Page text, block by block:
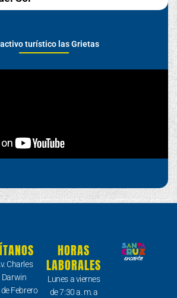
turístico las Grietas
Charles
Darwin
Febrero
HORAS
LABORALES
Lunes a viernes
de 7:30 a. m. a